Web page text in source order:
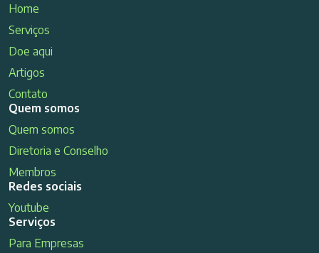
Home
Serviços
Doe aqui
Artigos
Contato
Quem somos
Quem somos
Diretoria e Conselho
Membros
Redes sociais
Youtube
Serviços
Para Empresas